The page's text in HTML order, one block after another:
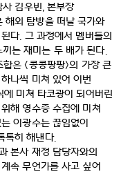
사 김우빈,본부장
해외 탐방을 떠날 국가와
다. 그 과정에서 멤버들의
는 재미는 두 배가 된다.
합은 <콩콩팡팡>의 가장 큰
나씩 미쳐 있어 이번
에 미쳐 타코광이 되어버린
해 영수증 수집에 미쳐
이광수는 끊임없이
톡히 해낸다.
본사 재정 담당자와의
계속 무언가를 사고 싶어